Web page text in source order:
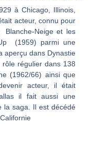
à Chicago, Illinois,
acteur, connu pour
Neige et les
(1959) parmi une
aperçu dans Dynastie
régulier dans 138
(1962/66) ainsi que
acteur, il était
il fait aussi une
la saga. Il est décédé